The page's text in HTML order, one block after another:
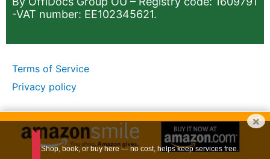
-VAT number: EE102345621.
Terms of Service
Privacy policy
×
Shop, book, or buy here — no cost, helps keep services free.